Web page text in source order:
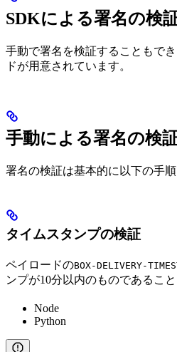
SDKによる署名の検
手動で署名を検証することもでき
ドが用意されています。
手動による署名の検
署名の検証は基本的に以下の手順
タイムスタンプの検証
ペイロードのBOX-DELIVERY-
ンプが10分以内のものであること
Node
Python